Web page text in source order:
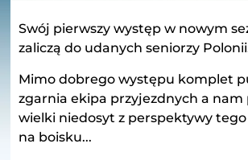
Swój pierwszy występ w nowym
zaliczą do udanych seniorzy
Mimo dobrego występu komplet
zgarnia ekipa przyjezdnych a nam
wielki niedosyt z perspektywy tego
na boisku...